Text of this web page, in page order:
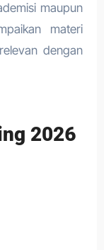
maupun
materi
dengan
2026